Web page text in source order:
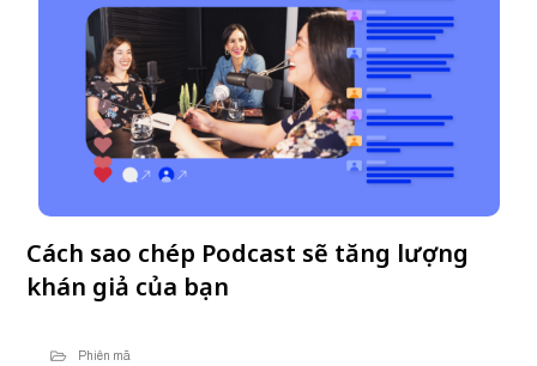
Cách sao chép Podcast sẽ tăng lượng
khán giả của bạn
Phiên mã